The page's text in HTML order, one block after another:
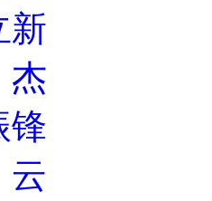
新
杰
锋